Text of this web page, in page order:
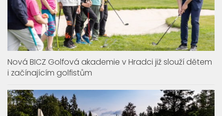
Nová BICZ Golfová akademie v Hradci již slouží dětem
i začínajícím golfistům